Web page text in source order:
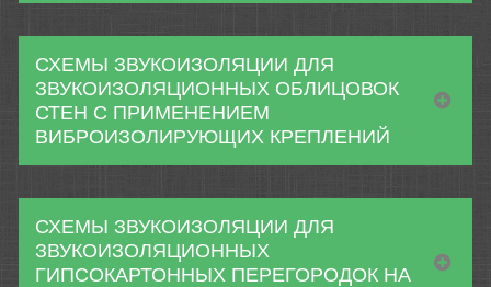
СХЕМЫ ЗВУКОИЗОЛЯЦИИ ДЛЯ
ЗВУКОИЗОЛЯЦИОННЫХ ОБЛИЦОВОК
СТЕН С ПРИМЕНЕНИЕМ
ВИБРОИЗОЛИРУЮЩИХ КРЕПЛЕНИЙ
СХЕМЫ ЗВУКОИЗОЛЯЦИИ ДЛЯ
ЗВУКОИЗОЛЯЦИОННЫХ
ГИПСОКАРТОННЫХ ПЕРЕГОРОДОК НА